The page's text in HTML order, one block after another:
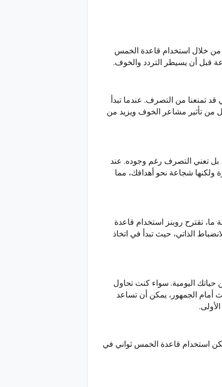
من خلال استخدام قاعدة الخمس
قبل أن يسيطر التردد والخوف.
تمنعنا من التصرف. عندما تبدأ
من تأثير مشاعر الخوف ويزيد من
بل تعني التصرف رغم وجوده. عند
ولكنها شجاعة نحو أهدافك، مما
ما، تقترح روبنز استخدام قاعدة
الذاتي، حيث تبدأ في اتخاذ
اليومية. سواء كنت تحاول
أمام الجمهور، يمكن أن تساعد
استخدام قاعدة الخمس ثواني في